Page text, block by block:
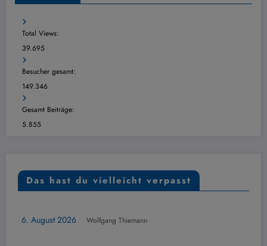
Total Views:
39.695
Besucher gesamt:
149.346
Gesamt Beiträge:
5.855
Das hast du vielleicht verpasst
2026 Wolfgang Thiemann